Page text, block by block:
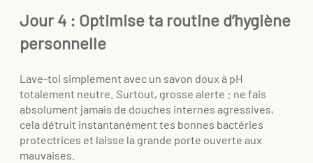
Jour 4 : Optimise ta routine d’hygiène
personnelle
Lave-toi simplement avec un savon doux à pH
totalement neutre. Surtout, grosse alerte : ne fais
absolument jamais de douches internes agressives,
cela détruit instantanément tes bonnes bactéries
protectrices et laisse la grande porte ouverte aux
mauvaises.